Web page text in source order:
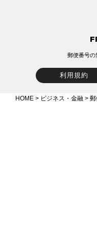
郵便番号の
利用規約
HOME > ビジネス・金融 >